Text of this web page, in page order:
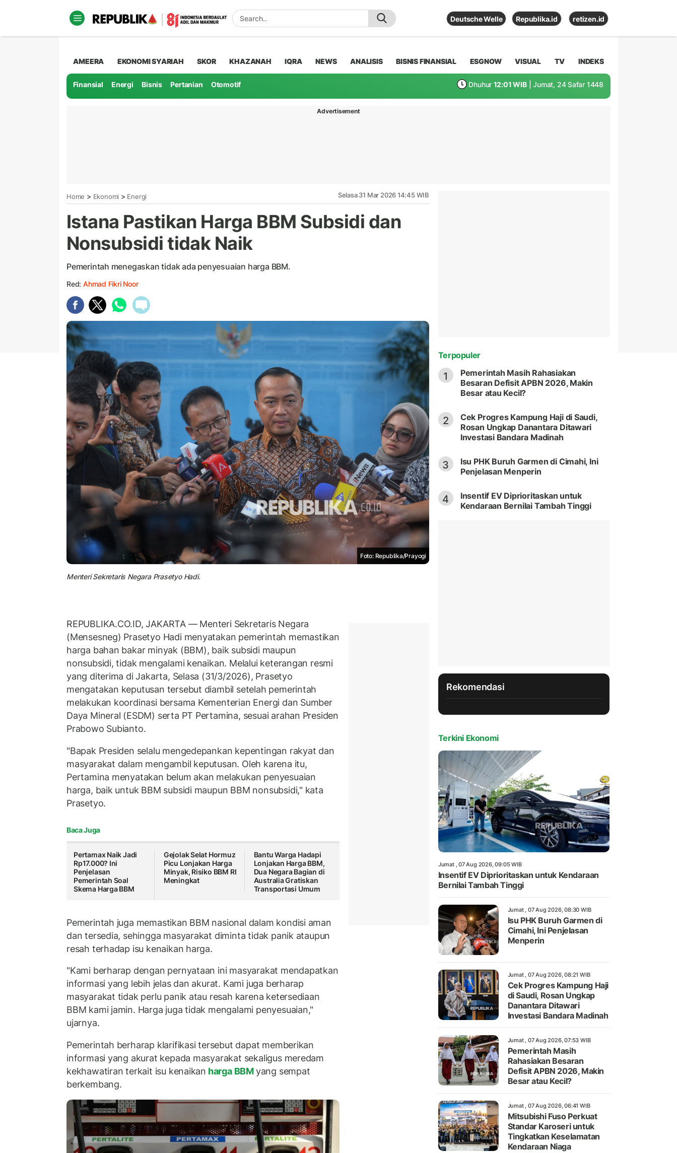
Deutsche Welle Republika.id retizen.id
AMEERA EKONOMI SYARIAH SKOR KHAZANAH IQRA NEWS ANALISIS BISNIS FINANSIAL ESGNOW VISUAL TV INDEKS
Finansial Energi Bisnis Pertanian Otomotif Dhuhur 12:01 WIB | Jumat, 24 Safar 1448
Advertisement
Home > Ekonomi > Energi Selasa 31 Mar 2026 14:45 WIB
Istana Pastikan Harga BBM Subsidi dan
Nonsubsidi tidak Naik
Pemerintah menegaskan tidak ada penyesuaian harga BBM.
Red: Ahmad Fikri Noor
Foto: Republika/Prayogi
Menteri Sekretaris Negara Prasetyo Hadi.
REPUBLIKA.CO.ID, JAKARTA — Menteri Sekretaris Negara
(Mensesneg) Prasetyo Hadi menyatakan pemerintah memastikan
harga bahan bakar minyak (BBM), baik subsidi maupun
nonsubsidi, tidak mengalami kenaikan. Melalui keterangan resmi
yang diterima di Jakarta, Selasa (31/3/2026), Prasetyo
mengatakan keputusan tersebut diambil setelah pemerintah
melakukan koordinasi bersama Kementerian Energi dan Sumber
Daya Mineral (ESDM) serta PT Pertamina, sesuai arahan Presiden
Prabowo Subianto.
"Bapak Presiden selalu mengedepankan kepentingan rakyat dan
masyarakat dalam mengambil keputusan. Oleh karena itu,
Pertamina menyatakan belum akan melakukan penyesuaian
harga, baik untuk BBM subsidi maupun BBM nonsubsidi," kata
Prasetyo.
Baca Juga
Pertamax Naik Jadi
Rp17.000? Ini
Penjelasan
Pemerintah Soal
Skema Harga BBM
Gejolak Selat Hormuz
Picu Lonjakan Harga
Minyak, Risiko BBM RI
Meningkat
Bantu Warga Hadapi
Lonjakan Harga BBM,
Dua Negara Bagian di
Australia Gratiskan
Transportasi Umum
Pemerintah juga memastikan BBM nasional dalam kondisi aman
dan tersedia, sehingga masyarakat diminta tidak panik ataupun
resah terhadap isu kenaikan harga.
"Kami berharap dengan pernyataan ini masyarakat mendapatkan
informasi yang lebih jelas dan akurat. Kami juga berharap
masyarakat tidak perlu panik atau resah karena ketersediaan
BBM kami jamin. Harga juga tidak mengalami penyesuaian,"
ujarnya.
Pemerintah berharap klarifikasi tersebut dapat memberikan
informasi yang akurat kepada masyarakat sekaligus meredam
kekhawatiran terkait isu kenaikan harga BBMyang sempat
berkembang.
Terpopuler
1
Pemerintah Masih Rahasiakan
Besaran Defisit APBN 2026, Makin
Besar atau Kecil?
2
Cek Progres Kampung Haji di Saudi,
Rosan Ungkap Danantara Ditawari
Investasi Bandara Madinah
3
Isu PHK Buruh Garmen di Cimahi, Ini
Penjelasan Menperin
4
Insentif EV Diprioritaskan untuk
Kendaraan Bernilai Tambah Tinggi
Rekomendasi
Terkini Ekonomi
Jumat , 07 Aug 2026, 09:05 WIB
Insentif EV Diprioritaskan untuk Kendaraan
Bernilai Tambah Tinggi
Jumat , 07 Aug 2026, 08:30 WIB
Isu PHK Buruh Garmen di
Cimahi, Ini Penjelasan
Menperin
Jumat , 07 Aug 2026, 08:21 WIB
Cek Progres Kampung Haji
di Saudi, Rosan Ungkap
Danantara Ditawari
Investasi Bandara Madinah
Jumat , 07 Aug 2026, 07:53 WIB
Pemerintah Masih
Rahasiakan Besaran
Defisit APBN 2026, Makin
Besar atau Kecil?
Jumat , 07 Aug 2026, 06:41 WIB
Mitsubishi Fuso Perkuat
Standar Karoseri untuk
Tingkatkan Keselamatan
Kendaraan Niaga